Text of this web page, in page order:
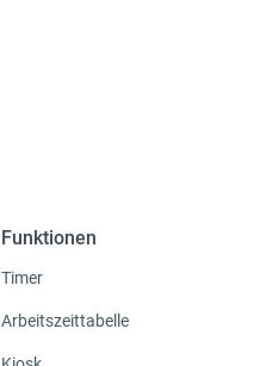
Funktionen
Timer
Arbeitszeittabelle